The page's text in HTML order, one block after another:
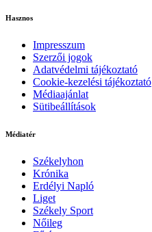
Hasznos
Impresszum
Szerzői jogok
Adatvédelmi tájékoztató
Cookie-kezelési tájékoztató
Médiaajánlat
Sütibeállítások
Médiatér
Székelyhon
Krónika
Erdélyi Napló
Liget
Székely Sport
Nőileg